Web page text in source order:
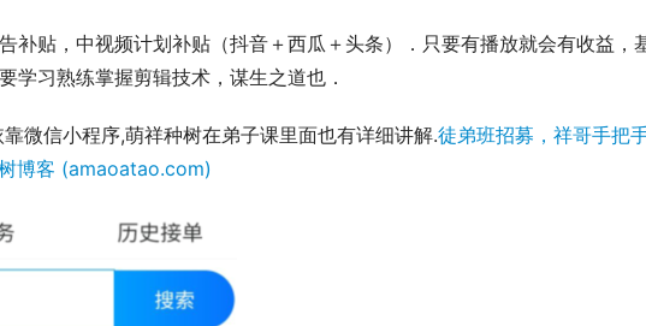
补贴，中视频计划补贴（抖音＋西瓜＋头条）．只要有播放就会有收益，
学习熟练掌握剪辑技术，谋生之道也．
微信小程序,萌祥种树在弟子课里面也有详细讲解.徒弟班招募，祥哥手把
博客 (amaoatao.com)